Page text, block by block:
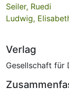
Seiler, Ruedi
Ludwig,
Verlag
Gesellschaft für